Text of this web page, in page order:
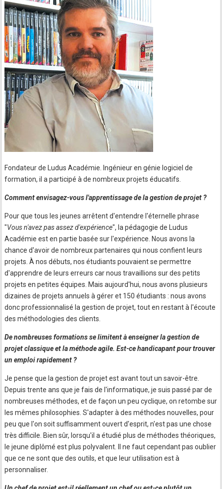
Fondateur de Ludus Académie. Ingénieur en génie logiciel de
formation, il a participé à de nombreux projets éducatifs.
Comment envisagez-vous l'apprentissage de la gestion de projet ?
Pour que tous les jeunes arrêtent d'entendre l'éternelle phrase
"Vous n'avez pas assez d'expérience", la pédagogie de Ludus
Académie est en partie basée sur l'expérience. Nous avons la
chance d'avoir de nombreux partenaires qui nous confient leurs
projets. À nos débuts, nos étudiants pouvaient se permettre
d'apprendre de leurs erreurs car nous travaillions sur des petits
projets en petites équipes. Mais aujourd'hui, nous avons plusieurs
dizaines de projets annuels à gérer et 150 étudiants : nous avons
donc professionnalisé la gestion de projet, tout en restant à l'écoute
des méthodologies des clients.
De nombreuses formations se limitent à enseigner la gestion de
projet classique et la méthode agile. Est-ce handicapant pour trouver
un emploi rapidement ?
Je pense que la gestion de projet est avant tout un savoir-être.
Depuis trente ans que je fais de l'informatique, je suis passé par de
nombreuses méthodes, et de façon un peu cyclique, on retombe sur
les mêmes philosophies. S'adapter à des méthodes nouvelles, pour
peu que l'on soit suffisamment ouvert d'esprit, n'est pas une chose
très difficile. Bien sûr, lorsqu'il a étudié plus de méthodes théoriques,
le jeune diplômé est plus polyvalent. Il ne faut cependant pas oublier
que ce ne sont que des outils, et que leur utilisation est à
personnaliser.